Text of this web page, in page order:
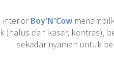
interiorBoy’N’Cow
(halus dan kasar, kontras),
sekadar nyaman untuk